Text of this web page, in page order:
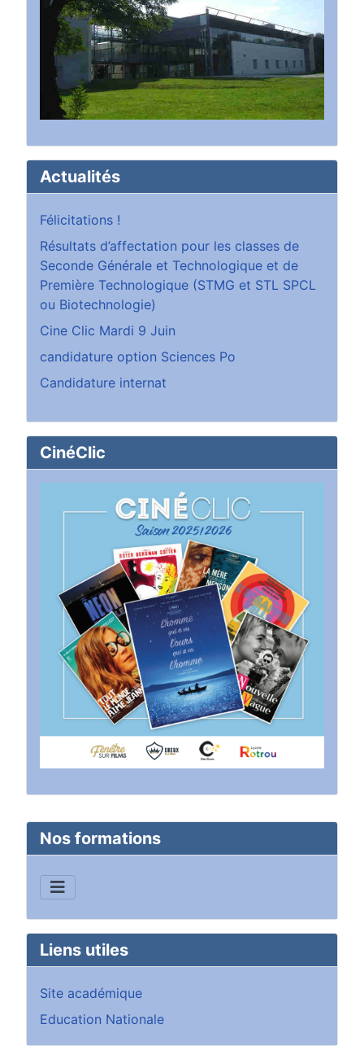
Nos formations
Liens utiles
Site académique
Education Nationale
Actualités
Félicitations !
Résultats d’affectation pour les classes de
Seconde Générale et Technologique et de
Première Technologique (STMG et STL SPCL
ou Biotechnologie)
Cine Clic Mardi 9 Juin
candidature option Sciences Po
Candidature internat
CinéClic